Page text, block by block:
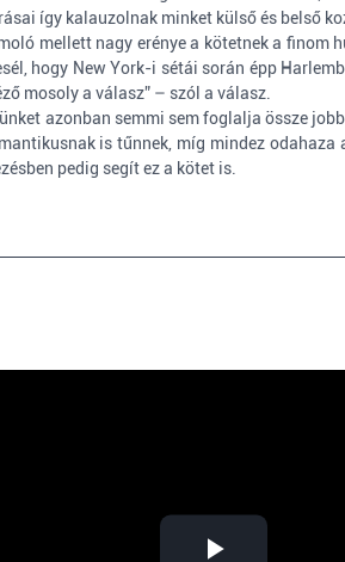
így kalauzolnak minket külső és belső
mellett nagy erénye a kötetnek a finom
hogy New York-i sétái során épp
mosoly a válasz” – szól a válasz.
azonban semmi sem foglalja össze
is tűnnek, míg mindez odahaza
pedig segít ez a kötet is.